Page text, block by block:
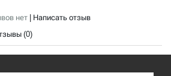
нет
Написать отзыв
(0)